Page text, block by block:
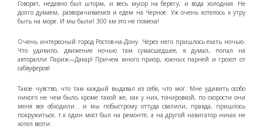
Говорят, недавно был шторм, и весь мусор на берегу, и вода холодная. Не
долго думаем, разворачиваемся и едем на Черное. Уж очень хотелось к утру
быть на море. И мы были! 300 км это не помеха!
Очень интересный город Ростов-на-Дону. Через него пришлось ехать ночью.
Что удивило, движение ночью там сумасшедшее, я думал, попал на
авторалли Париж—Дакар! Причем много приор, южных парней и грохот от
сабвуферов!
Такое чувство, что там каждый выдавал из себя, что мог. Мне удивить особо
никого не чем было, кроме такой же, как у них, тонировкой, по скорости они
меня все обходили… и мы побыстрому оттуда свалили, правда, пришлось
покружиться, т.к один мост был на ремонте, а на другой навигатор никак не
хотел везти.